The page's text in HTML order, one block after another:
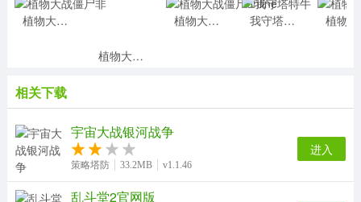
植物大战僵尸非
植物大战僵尸圣杯
植物大战僵尸online 我守塔特牛
相关下载
宇宙大战银河战争
策略塔防 33.2MB v1.1.46
进入
乱斗堂2官网版